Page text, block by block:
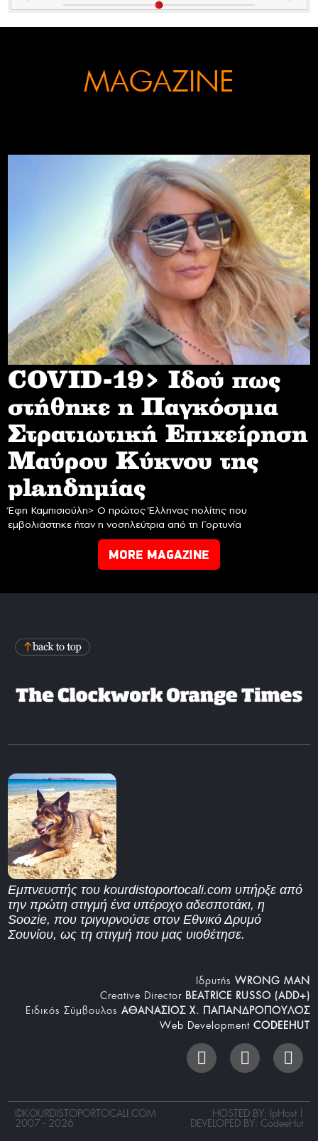
MAGAZINE
COVID-19> Iδού πως
στήθηκε η Παγκόσμια
Στρατιωτική Επιχείρηση
Mαύρου Κύκνου της
planδημίας
Έφη Καμπισιούλη> Ο πρώτος Έλληνας πολίτης που
εμβολιάστηκε ήταν η νοσηλεύτρια από τη Γορτυνία
MORE MAGAZINE
Εμπνευστής του kourdistoportocali.com υπήρξε από
την πρώτη στιγμή ένα υπέροχο αδεσποτάκι, η
Soozie, που τριγυρνούσε στον Εθνικό Δρυμό
Σουνίου, ως τη στιγμή που μας υιοθέτησε.
Iδρυτής WRONG MAN
Creative Director BEATRICE RUSSO (ADD+)
Ειδικός Σύμβουλος ΑΘΑΝΑΣΙΟΣ Χ. ΠΑΠΑΝΔΡΟΠΟΥΛΟΣ
Web Development CODEEHUT
©KOURDISTOPORTOCALI.COM
2007 - 2026
HOSTED BY: IpHost |
DEVELOPED BY: CodeeHut